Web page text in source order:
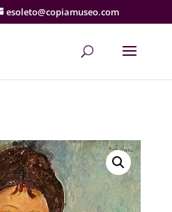
esoleto@copiamuseo.com